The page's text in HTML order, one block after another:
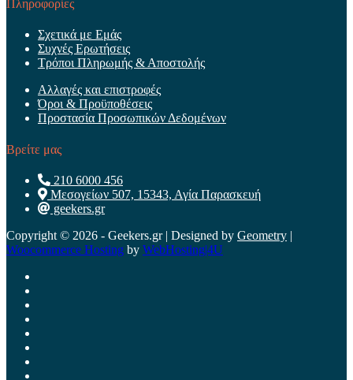
Πληροφορίες
Σχετικά με Εμάς
Συχνές Ερωτήσεις
Τρόποι Πληρωμής & Αποστολής
Αλλαγές και επιστροφές
Όροι & Προϋποθέσεις
Προστασία Προσωπικών Δεδομένων
Βρείτε μας
210 6000 456
Μεσογείων 507, 15343, Αγία Παρασκευή
geekers.gr
Copyright © 2026 - Geekers.gr | Designed by Geometry |
Woocommerce Hosting by WebHosting|4U